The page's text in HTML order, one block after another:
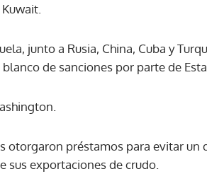
junto a Rusia, China, Cuba y
de sanciones por parte de
otorgaron préstamos para evitar un
sus exportaciones de crudo.